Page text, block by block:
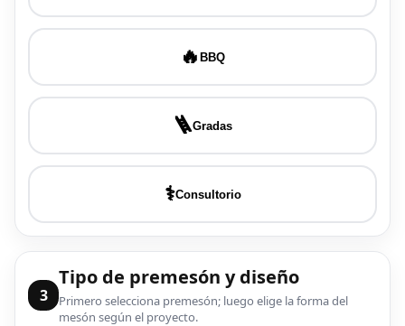
🔥 BBQ
🪜Gradas
⚕️Consultorio
3
Tipo de premesón y diseño
Primero selecciona premesón; luego elige la forma del
mesón según el proyecto.